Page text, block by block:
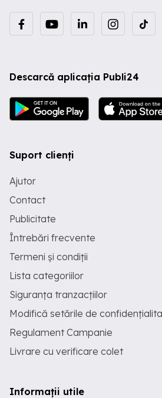
Descarcă aplicația Publi24
Suport clienți
Ajutor
Contact
Publicitate
Întrebări frecvente
Termeni și condiții
Lista categoriilor
Siguranța tranzacțiilor
Modifică setările de
Regulament Campanie
Livrare cu verificare colet
Informații utile